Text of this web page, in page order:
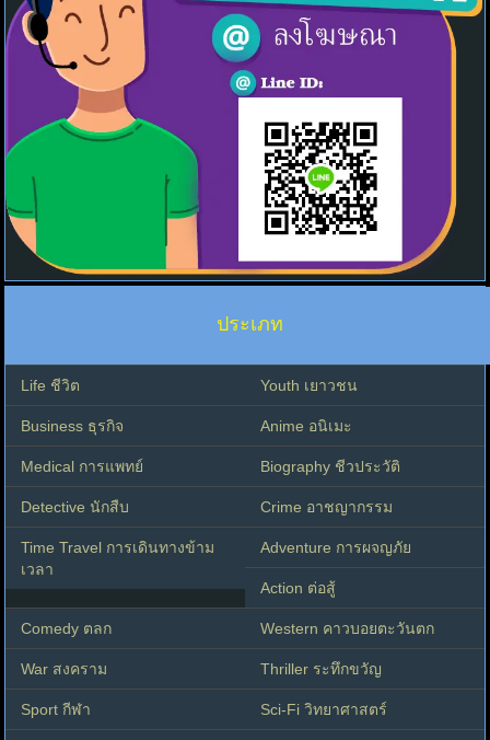
ประเภท
Life ชีวิต Youth เยาวชน
Business ธุรกิจ Anime อนิเมะ
Medical การแพทย์ Biography ชีวประวัติ
Detective นักสืบ Crime อาชญากรรม
Time Travel การเดินทางข้าม
เวลา
Adventure การผจญภัย
Action ต่อสู้
Comedy ตลก Western คาวบอยตะวันตก
War สงคราม Thriller ระทึกขวัญ
Sport กีฬา Sci-Fi วิทยาศาสตร์